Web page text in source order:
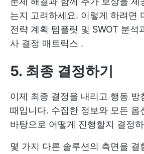
는지 고려하세요. 이렇게 하려면
전략 계획 템플릿 및 SWOT 분석
사 결정 매트릭스 .
5. 최종 결정하기
이제 최종 결정을 내리고 행동 방
때입니다. 수집한 정보와 모든 옵
바탕으로 어떻게 진행할지 결정
몇 가지 다른 솔루션의 측면을 결